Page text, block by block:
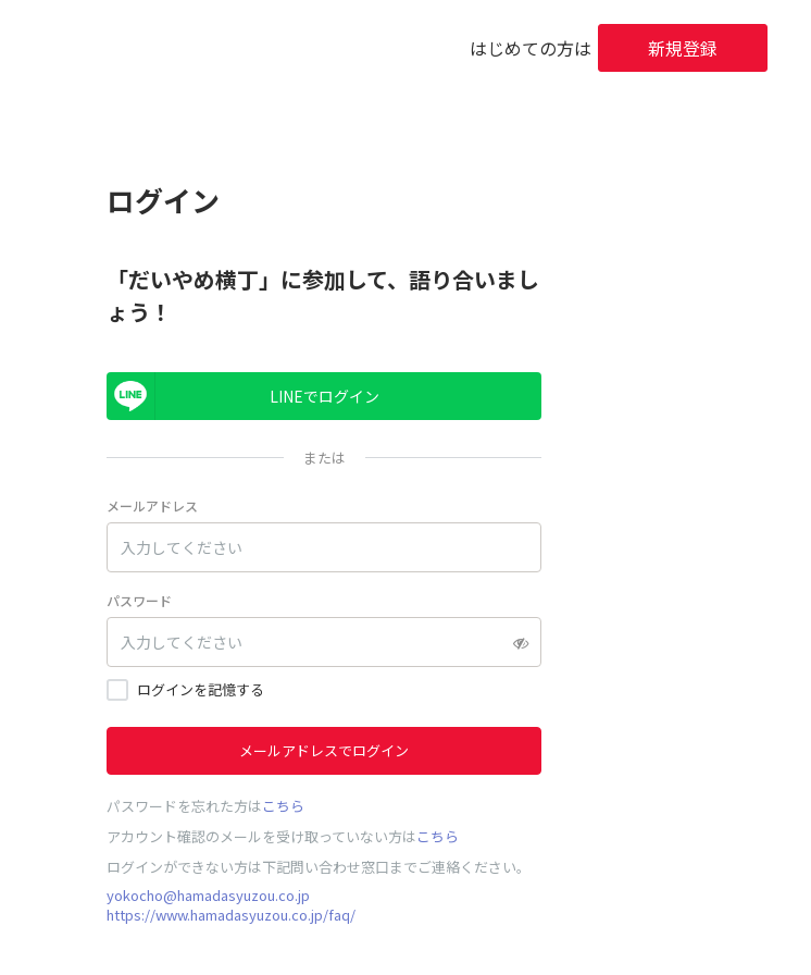
はじめての方は 新規登録
ログイン
「だいやめ横丁」に参加して、語り合いまし
ょう！
LINEでログイン
または
メールアドレス
パスワード
ログインを記憶する
メールアドレスでログイン
パスワードを忘れた方はこちら
アカウント確認のメールを受け取っていない方はこちら
ログインができない方は下記問い合わせ窓口までご連絡ください。
yokocho@hamadasyuzou.co.jp
https://www.hamadasyuzou.co.jp/faq/